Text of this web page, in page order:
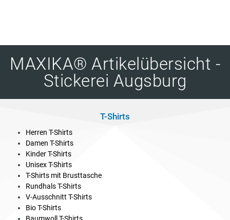
MAXIKA® Artikelübersicht -
Stickerei Augsburg
T-Shirts
Herren T-Shirts
Damen T-Shirts
Kinder T-Shirts
Unisex T-Shirts
T-Shirts mit Brusttasche
Rundhals T-Shirts
V-Ausschnitt T-Shirts
Bio T-Shirts
Baumwoll T-Shirts